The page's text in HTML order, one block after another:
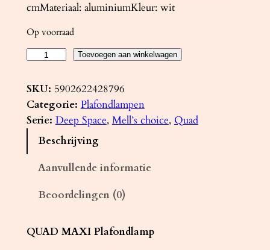
cmMateriaal: aluminiumKleur: wit
Op voorraad
a
f
o
Q
Toevoegen aan winkelwagen
SKU: 5902622428796
Categorie: Plafondlampen
Serie: Deep Space, Mell’s choice, Quad
Beschrijving
Aanvullende informatie
Beoordelingen (0)
QUAD MAXI Plafondlamp